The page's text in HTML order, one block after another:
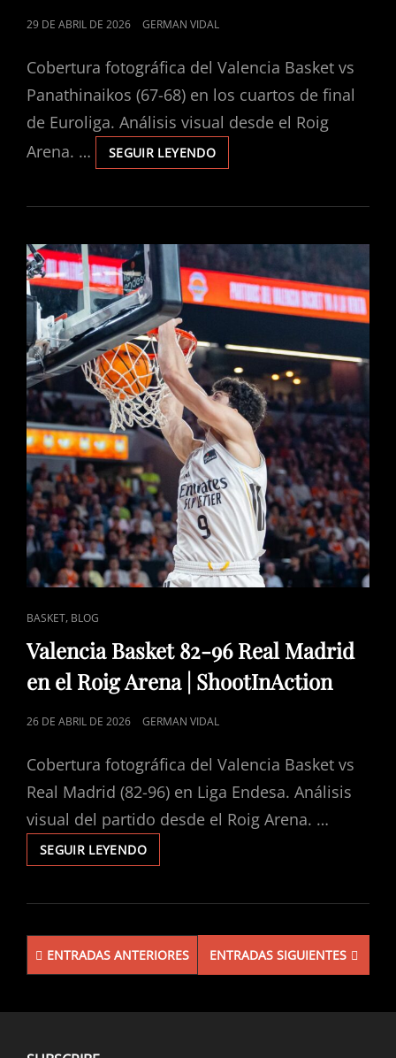
PUBLICADO
29 DE ABRIL DE 2026 GERMAN VIDAL
Cobertura fotográfica del Valencia Basket vs
Panathinaikos (67-68) en los cuartos de final
de Euroliga. Análisis visual desde el Roig
Arena. …
SEGUIR LEYENDOEL
VALENCIA
CAE
EL
ÚLTIMO
SUSPIRO
ANTE
PANATHINAIKOS
EN
LOS
CUARTOS
DE
EUROLIGA
(67-
68)
ENLACES
DE
CATEGORÍAS
BASKET, BLOG
Valencia Basket 82-96 Real Madrid
en el Roig Arena | ShootInAction
PUBLICADO
26 DE ABRIL DE 2026 GERMAN VIDAL
Cobertura fotográfica del Valencia Basket vs
Real Madrid (82-96) en Liga Endesa. Análisis
visual del partido desde el Roig Arena. …
SEGUIR LEYENDOVALENCIA
BASKET
96
EN
EL
ARENA
Navegación
de ENTRADAS ANTERIORES ENTRADAS SIGUIENTES